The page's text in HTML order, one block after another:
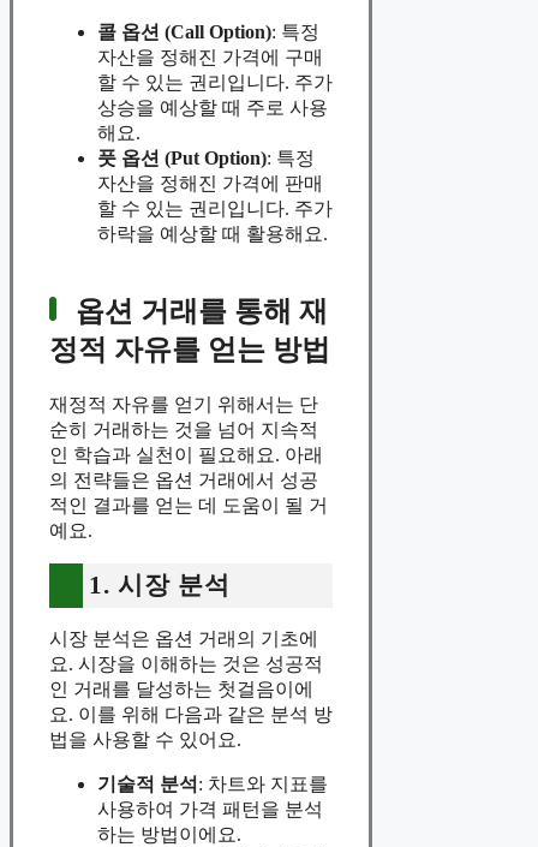
콜 옵션 (Call Option): 특정
자산을 정해진 가격에 구매
할 수 있는 권리입니다. 주가
상승을 예상할 때 주로 사용
해요.
풋 옵션 (Put Option): 특정
자산을 정해진 가격에 판매
할 수 있는 권리입니다. 주가
하락을 예상할 때 활용해요.
옵션 거래를 통해 재
정적 자유를 얻는 방법
재정적 자유를 얻기 위해서는 단
순히 거래하는 것을 넘어 지속적
인 학습과 실천이 필요해요. 아래
의 전략들은 옵션 거래에서 성공
적인 결과를 얻는 데 도움이 될 거
예요.
1. 시장 분석
시장 분석은 옵션 거래의 기초에
요. 시장을 이해하는 것은 성공적
인 거래를 달성하는 첫걸음이에
요. 이를 위해 다음과 같은 분석 방
법을 사용할 수 있어요.
기술적 분석 : 차트와 지표를
사용하여 가격 패턴을 분석
하는 방법이에요.